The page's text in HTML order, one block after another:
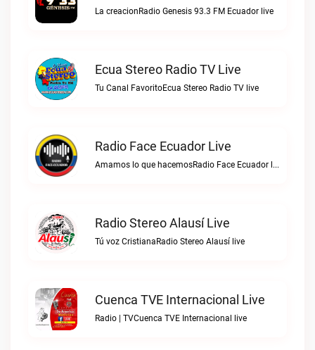
La creacionRadio Genesis 93.3 FM Ecuador live
Ecua Stereo Radio TV Live
Tu Canal FavoritoEcua Stereo Radio TV live
Radio Face Ecuador Live
Amamos lo que hacemosRadio Face Ecuador live
Radio Stereo Alausí Live
Tú voz CristianaRadio Stereo Alausí live
Cuenca TVE Internacional Live
Radio | TVCuenca TVE Internacional live